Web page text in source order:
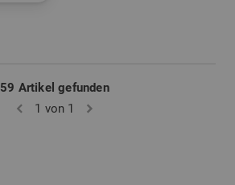
59 Artikel gefunden
1 von 1